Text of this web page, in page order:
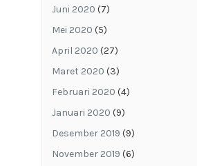
Juni 2020 (7)
Mei 2020 (5)
April 2020 (27)
Maret 2020 (3)
Februari 2020 (4)
Januari 2020 (9)
Desember 2019 (9)
November 2019 (6)